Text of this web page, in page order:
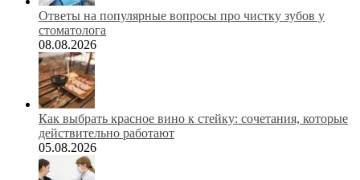
Ответы на популярные вопросы про чистку зубов у
стоматолога
08.08.2026
Как выбрать красное вино к стейку: сочетания, которые
действительно работают
05.08.2026